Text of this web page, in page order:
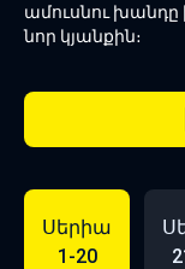
ամուսնու
նոր կյանքին։
Սերիա
1-20